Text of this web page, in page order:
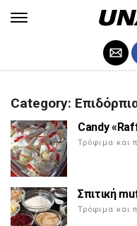
Category:
Candy
Τρόφιμα και
Σπιτική
Τρόφιμα και